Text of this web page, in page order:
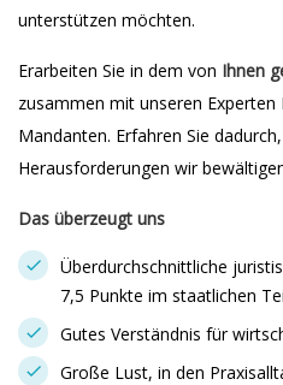
unterstützen möchten.
Erarbeiten Sie in dem von Ihnen
zusammen mit unseren
Mandanten. Erfahren Sie
Herausforderungen wir
Das überzeugt uns
Überdurchschnittliche
7,5 Punkte im staatlichen
Gutes Verständnis für
Große Lust, in den